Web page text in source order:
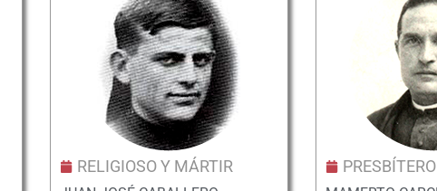
RELIGIOSO Y MÁRTIR